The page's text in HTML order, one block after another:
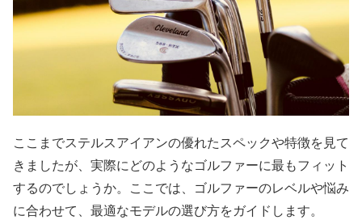
ここまでステルスアイアンの優れたスペックや特徴を見て
きましたが、実際にどのようなゴルファーに最もフィット
するのでしょうか。ここでは、ゴルファーのレベルや悩み
に合わせて、最適なモデルの選び方をガイドします。